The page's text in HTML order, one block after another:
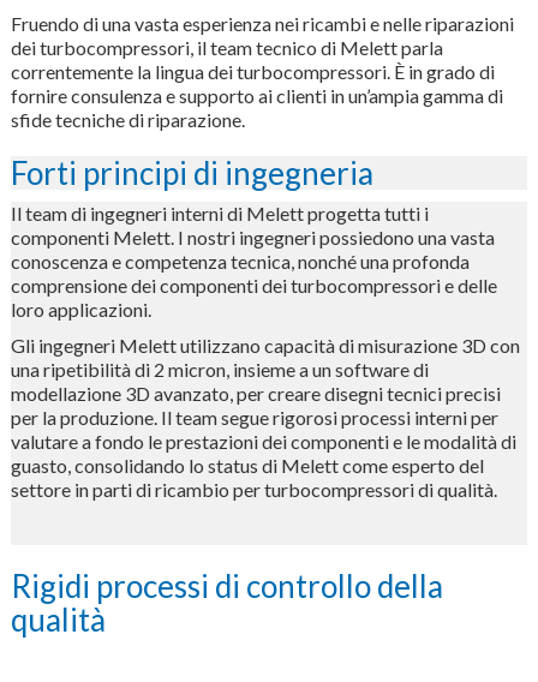
Fruendo di una vasta esperienza nei ricambi e nelle riparazioni
dei turbocompressori, il team tecnico di Melett parla
correntemente la lingua dei turbocompressori. È in grado di
fornire consulenza e supporto ai clienti in un’ampia gamma di
sfide tecniche di riparazione.
Forti principi di ingegneria
Il team di ingegneri interni di Melett progetta tutti i
componenti Melett. I nostri ingegneri possiedono una vasta
conoscenza e competenza tecnica, nonché una profonda
comprensione dei componenti dei turbocompressori e delle
loro applicazioni.
Gli ingegneri Melett utilizzano capacità di misurazione 3D con
una ripetibilità di 2 micron, insieme a un software di
modellazione 3D avanzato, per creare disegni tecnici precisi
per la produzione. Il team segue rigorosi processi interni per
valutare a fondo le prestazioni dei componenti e le modalità di
guasto, consolidando lo status di Melett come esperto del
settore in parti di ricambio per turbocompressori di qualità.
Rigidi processi di controllo della
qualità